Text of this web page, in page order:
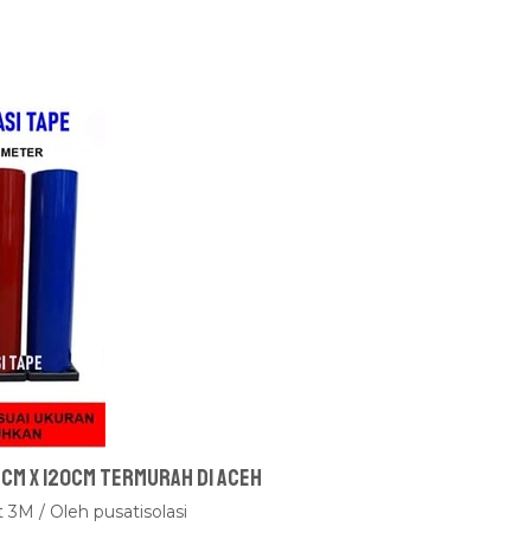
x 120cm Termurah Di Aceh
3M / Oleh pusatisolasi